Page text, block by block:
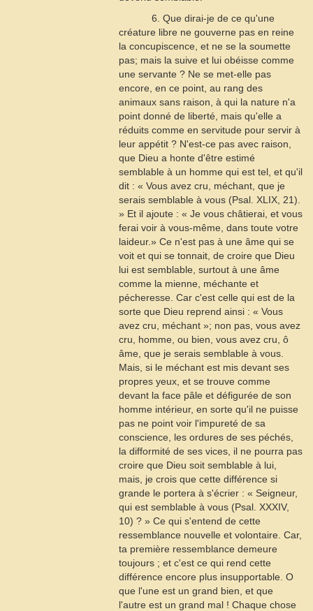
6. Que dirai-je de ce qu'une
créature libre ne gouverne pas en reine
la concupiscence, et ne se la soumette
pas; mais la suive et lui obéisse comme
une servante ? Ne se met-elle pas
encore, en ce point, au rang des
animaux sans raison, à qui la nature n'a
point donné de liberté, mais qu'elle a
réduits comme en servitude pour servir à
leur appétit ? N'est-ce pas avec raison,
que Dieu a honte d'être estimé
semblable à un homme qui est tel, et qu'il
dit : « Vous avez cru, méchant, que je
serais semblable à vous (Psal . XLIX, 21).
» Et il ajoute : « Je vous châtierai, et vous
ferai voir à vous-même, dans toute votre
laideur.» Ce n'est pas à une âme qui se
voit et qui se tonnait, de croire que Dieu
lui est semblable, surtout à une âme
comme la mienne, méchante et
pécheresse. Car c'est celle qui est de la
sorte que Dieu reprend ainsi : « Vous
avez cru, méchant »; non pas, vous avez
cru, homme, ou bien, vous avez cru, ô
âme, que je serais semblable à vous.
Mais, si le méchant est mis devant ses
propres yeux, et se trouve comme
devant la face pâle et défigurée de son
homme intérieur, en sorte qu'il ne puisse
pas ne point voir l'impureté de sa
conscience, les ordures de ses péchés,
la difformité de ses vices, il ne pourra pas
croire que Dieu soit semblable à lui,
mais, je crois que cette différence si
grande le portera à s'écrier : « Seigneur,
qui est semblable à vous (Psal . XXXIV,
10) ? » Ce qui s'entend de cette
ressemblance nouvelle et volontaire. Car,
ta première ressemblance demeure
toujours ; et c'est ce qui rend cette
différence encore plus insupportable. O
que l'une est un grand bien, et que
l'autre est un grand mal ! Chaque chose